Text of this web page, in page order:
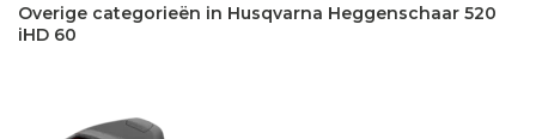
Overige categorieën in Husqvarna Heggenschaar 520
iHD 60